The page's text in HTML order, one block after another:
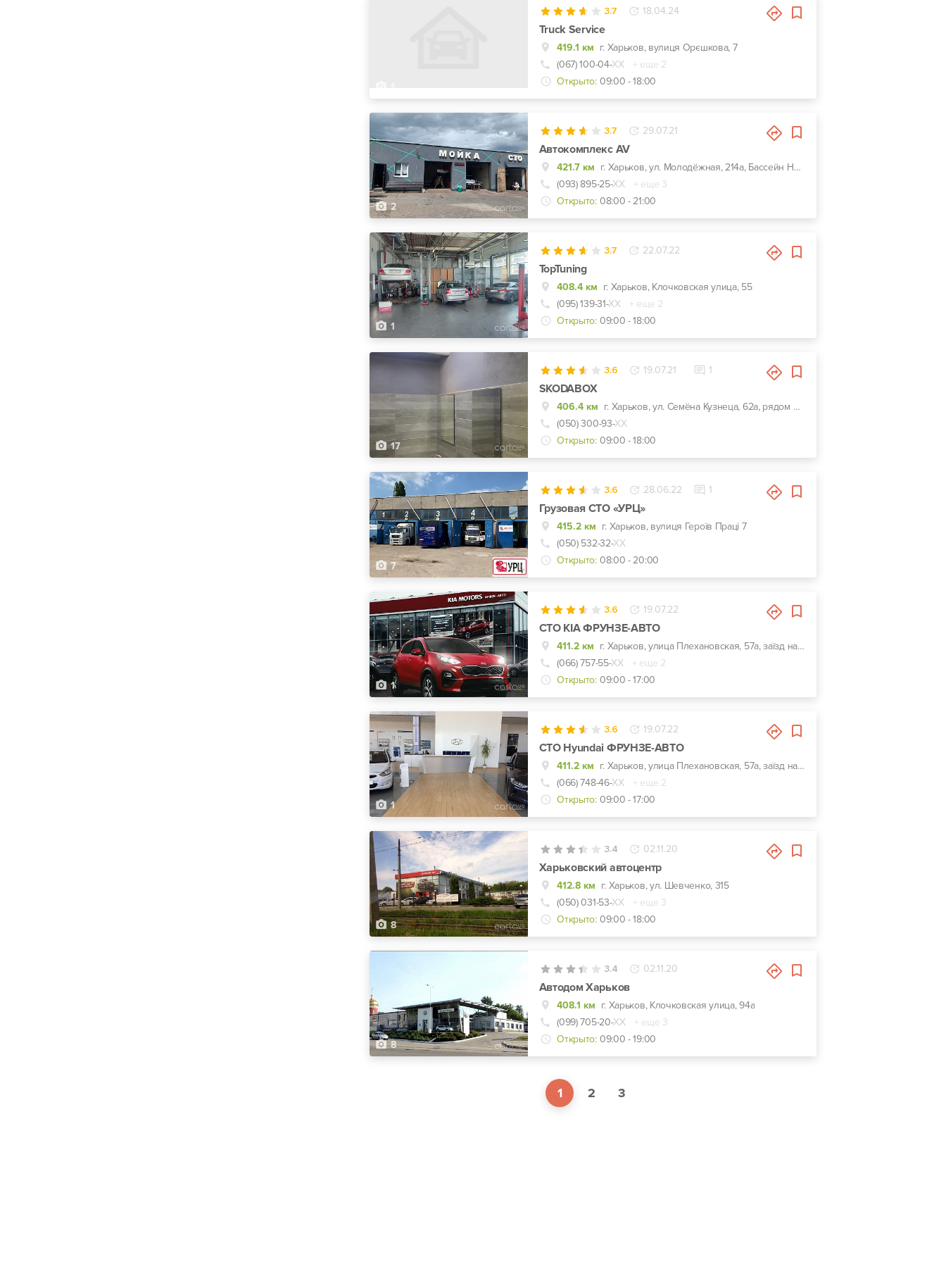
3.7 18.04.24
Truck Service
419.1 км г. Харьков, вулиця Орєшкова, 7
(067) 100-04-ХХ
+ еще 2
Открыто: 09:00 - 18:00
2
3.7 29.07.21
Автокомплекс AV
421.7 км
г. Харьков, ул. Молодёжная, 214а, Бассейн Нептун
(093) 895-25-ХХ
+ еще 3
Открыто: 08:00 - 21:00
1
3.7 22.07.22
TopTuning
408.4 км г. Харьков, Клочковская улица, 55
(095) 139-31-ХХ
+ еще 2
Открыто: 09:00 - 18:00
17
3.6 19.07.21 1
SKODABOX
406.4 км
г. Харьков, ул. Семёна Кузнеца, 62а, рядом Воробьевы горы на Полях и Барс
(050) 300-93-ХХ
Открыто: 09:00 - 18:00
7
3.6 28.06.22 1
Грузовая СТО «УРЦ»
415.2 км г. Харьков, вулиця Героїв Праці 7
(050) 532-32-ХХ
Открыто: 08:00 - 20:00
1
3.6 19.07.22
СТО KIA ФРУНЗЕ-АВТО
411.2 км
г. Харьков, улица Плехановская, 57а, заїзд навпроти центрального входу Металіст
(066) 757-55-ХХ
+ еще 2
Открыто: 09:00 - 17:00
1
3.6 19.07.22
СТО Hyundai ФРУНЗЕ-АВТО
411.2 км
г. Харьков, улица Плехановская, 57а, заїзд навпроти центрального входу Металіст
(066) 748-46-ХХ
+ еще 2
Открыто: 09:00 - 17:00
8
3.4 02.11.20
Харьковский автоцентр
412.8 км г. Харьков, ул. Шевченко, 315
(050) 031-53-ХХ
+ еще 3
Открыто: 09:00 - 18:00
8
3.4 02.11.20
Автодом Харьков
408.1 км г. Харьков, Клочковская улица, 94а
(099) 705-20-ХХ
+ еще 3
Открыто: 09:00 - 19:00
1 2 3